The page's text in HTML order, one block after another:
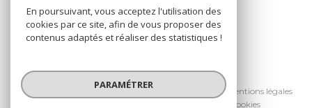
© 2026 | Tous droits réservés
Nos Honoraires
Nos partenaires
Mentions légales
Cookies
En poursuivant, vous acceptez l'utilisation des
cookies par ce site, afin de vous proposer des
contenus adaptés et réaliser des statistiques !
PARAMÉTRER